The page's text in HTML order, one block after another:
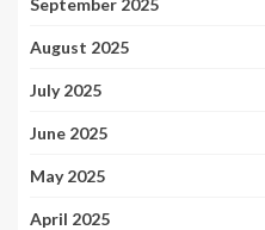
August 2025
July 2025
June 2025
May 2025
April 2025